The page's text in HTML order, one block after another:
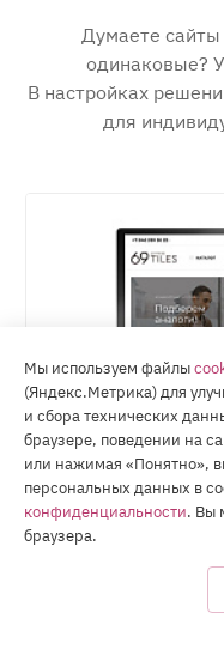
Думаете
одинаковые?
В настройках
для
Отделочные
Мы используем файлы
(Яндекс.Метрика) для
и сбора технических
браузере, поведении на
или нажимая «Понятно»,
персональных данных в
конфиденциальности. Вы
браузера.